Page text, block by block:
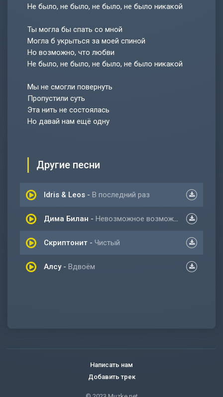
Не было, не было, не было, не было никакой
Ты могла бы спать со мной
Могла б укрыться за моей спиной
Но возможно, что любви
Не было, не было, не было, не было никакой
Мы не смогли повернуть
Пропустили суть
Эта нить не состоялась
Но давай нам ещё одну
Другие песни
Idris & Leos - В последний раз
Дима Билан - Невозможное возможно
Скриптонит - Чистый
Алсу- Вдвоём
Написать нам
Добавить трек